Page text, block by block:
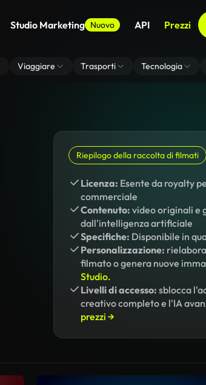
Studio Marketing Nuovo API Prezzi
Viaggiare Trasporti Tecnologia
Riepilogo della raccolta di filmati
Licenza: Esente da royalty
commerciale
Contenuto: video originali e
dall'intelligenza artificiale
Specifiche: Disponibile in
Personalizzazione:
filmato o genera nuove
Studio.
Livelli di accesso: sblocca
creativo completo e l'IA
prezzi →